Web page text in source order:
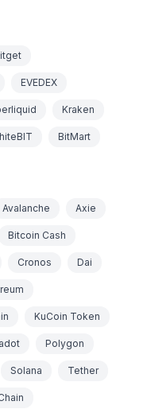
EVEDEX
Kraken
BitMart
Avalanche Axie
Bitcoin Cash
Cronos Dai
KuCoin Token
Polygon
Solana Tether